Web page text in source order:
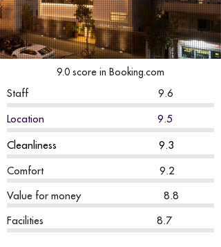
9.0 score in Booking.com
Staff 9.6
Location 9.5
Cleanliness 9.3
Comfort 9.2
Value for money 8.8
Facilities 8.7